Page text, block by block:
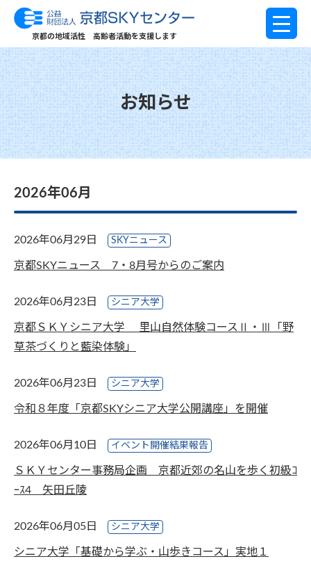
京都の地域活性 高齢者活動を支援します
お知らせ
2026年06月
2026年06月29日 SKYニュース
京都SKYニュース 7・8月号からのご案内
2026年06月23日 シニア大学
京都ＳＫＹシニア大学 里山自然体験コースⅡ・Ⅲ「野
草茶づくりと藍染体験」
2026年06月23日 シニア大学
令和８年度「京都SKYシニア大学公開講座」を開催
2026年06月10日 イベント開催結果報告
ＳＫＹセンター事務局企画 京都近郊の名山を歩く初級ｺ
ｰｽ4 矢田丘陵
2026年06月05日 シニア大学
シニア大学「基礎から学ぶ・山歩きコース」実地１